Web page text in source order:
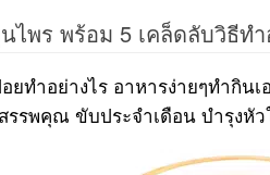
ไพร พร้อม 5 เคล็ดลับวิธีท
ทำอย่างไร อาหารง่ายๆทำกิน
รพคุณ ขับประจำเดือน บำรุงหัว